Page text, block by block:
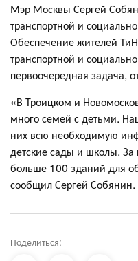
Мэр Москвы Сергей
транспортной и
Обеспечение жителей
транспортной и
первоочередная задача,
«В Троицком и
много семей с детьми.
них всю необходимую
детские сады и школы.
больше 100 зданий для
сообщил Сергей Собянин.
Поделиться: